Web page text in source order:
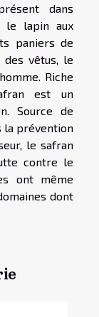
dans
le lapin aux
paniers de
des vêtus, le
Riche
est un
Source de
la prévention
le safran
contre le
ont même
dont